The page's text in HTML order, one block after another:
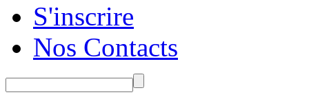
S'inscrire
Nos Contacts